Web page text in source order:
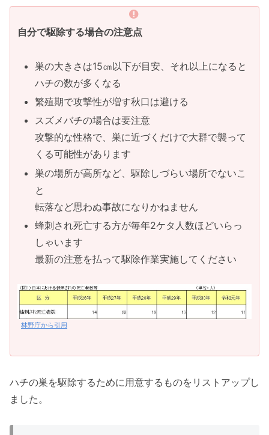
自分で駆除する場合の注意点
巣の大きさは15㎝以下が目安、それ以上になると
ハチの数が多くなる
繁殖期で攻撃性が増す秋口は避ける
スズメバチの場合は要注意
攻撃的な性格で、巣に近づくだけで大群で襲って
くる可能性があります
巣の場所が高所など、駆除しづらい場所でないこ
と
転落など思わぬ事故になりかねません
蜂刺され死亡する方が毎年2ケタ人数ほどいらっ
しゃいます
最新の注意を払って駆除作業実施してください
林野庁から引用
ハチの巣を駆除するために用意するものをリストアップし
ました。